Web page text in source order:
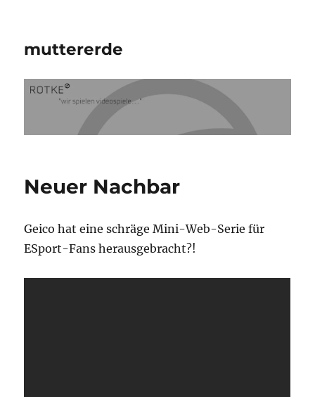
muttererde
Neuer Nachbar
Geico hat eine schräge Mini-Web-Serie für
ESport-Fans herausgebracht?!